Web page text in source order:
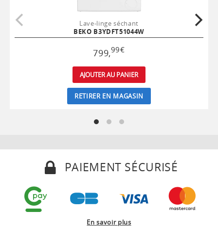
Lave-linge séchant
BEKO B3YDFT51044W
799,99€
AJOUTER AU PANIER
RETIRER EN MAGASIN
PAIEMENT SÉCURISÉ
En savoir plus